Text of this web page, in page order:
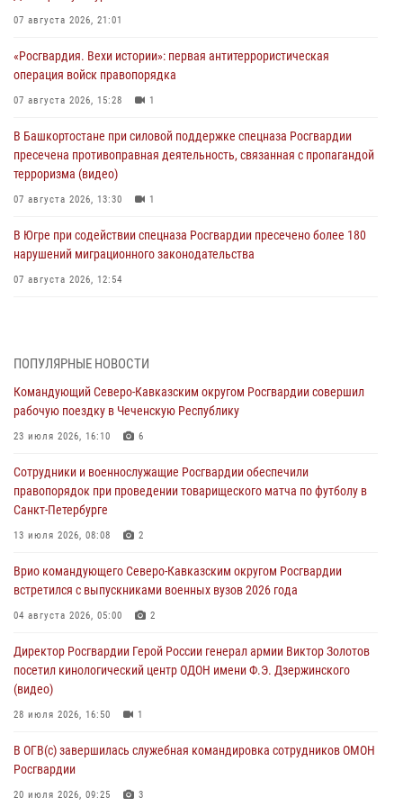
07 августа 2026, 21:01
«Росгвардия. Вехи истории»: первая антитеррористическая
операция войск правопорядка
07 августа 2026, 15:28 1
В Башкортостане при силовой поддержке спецназа Росгвардии
пресечена противоправная деятельность, связанная с пропагандой
терроризма (видео)
07 августа 2026, 13:30 1
В Югре при содействии спецназа Росгвардии пресечено более 180
нарушений миграционного законодательства
07 августа 2026, 12:54
Росгвардии (видео)
07 августа 2026, 12:20
ветераны военной контрразведки почтили память Николая
Кузнецова
07 августа 2026, 12:00
выпуска «Легенды армии с Александром Маршалом»
07 августа 2026, 12:00
Смольного собора в Санкт-Петербурге (видео)
3 1
ПОПУЛЯРНЫЕ НОВОСТИ
Командующий Северо-Кавказским округом Росгвардии совершил
рабочую поездку в Чеченскую Республику
23 июля 2026, 16:10 6
Сотрудники и военнослужащие Росгвардии обеспечили
правопорядок при проведении товарищеского матча по футболу в
Санкт-Петербурге
13 июля 2026, 08:08 2
Врио командующего Северо-Кавказским округом Росгвардии
встретился с выпускниками военных вузов 2026 года
04 августа 2026, 05:00 2
Директор Росгвардии Герой России генерал армии Виктор Золотов
посетил кинологический центр ОДОН имени Ф.Э. Дзержинского
(видео)
28 июля 2026, 16:50 1
В ОГВ(с) завершилась служебная командировка сотрудников ОМОН
Росгвардии
20 июля 2026, 09:25 3